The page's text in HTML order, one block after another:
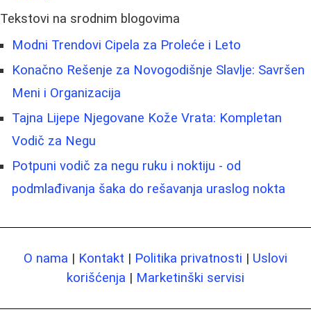
Tekstovi na srodnim blogovima
Modni Trendovi Cipela za Proleće i Leto
Konačno Rešenje za Novogodišnje Slavlje: Savršen
Meni i Organizacija
Tajna Lijepe Njegovane Kože Vrata: Kompletan
Vodič za Negu
Potpuni vodič za negu ruku i noktiju - od
podmlađivanja šaka do rešavanja uraslog nokta
O nama | Kontakt | Politika privatnosti | Uslovi
korišćenja | Marketinški servisi